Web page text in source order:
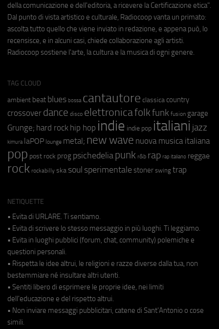
della comunicazione e dell'editoria, a ricevere la Certificazione etica".
Dal punto di vista artistico e culturale, Radiocoop vanta un primato:
ascolta tutto quello che viene inviato in redazione, e appena può, lo
recensisce, e in alcuni casi, chiede collaborazione agli artisti.
Radiocoop sostiene l'arte, la cultura e la musica di ogni genere.
TAG CLOUD
ambient beat blues bossa cantautore classica country
crossover dance disco elettronicafolkfunk fusion garage
Grunge; hard rock hip hop indie indie pop italiani jazz
kimura laPOP lounge metal; new wave nuova musica italiana
pop post rock prog psichedeliapunk r&b rap rap italiano reggae
rock rockabilly ska soul sperimentale stoner swing trap
NETIQUETTE
• Evita di URLARE. Ti sentiamo.
• Evita di scrivere lo stesso messaggio in più luoghi. Ti leggiamo.
• Evita in luoghi pubblici (forum, chat, community) polemiche e
questioni personali.
• Rispetta le idee altrui, le religioni e razze diverse dalla tua, non
bestemmiare né insultare altri utenti.
• Sentiti libero di esprimere le proprie idee, nei limiti
dell'educazione e del rispetto altrui.
• Non inviare messaggi pubblicitari, catene di Sant'Antonio o cose
simili.